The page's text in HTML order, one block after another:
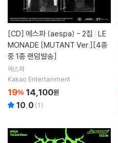
[CD] 에스파 (aespa) - 2집 : LE
MONADE [MUTANT Ver.][4종
중 1종 랜덤발송]
에스파
Kakao Entertainment
19% 14,100원
10.0 (1)